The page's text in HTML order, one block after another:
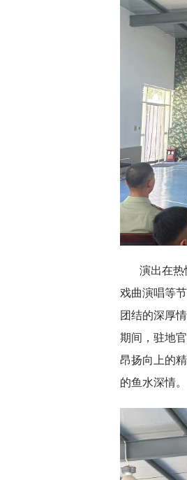
演出在热
戏曲演唱等
团结的深厚
期间，驻地
昂扬向上的
的鱼水深情。